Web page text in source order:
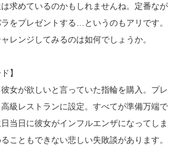
求めているのかもしれませんね。定番なが
をプレゼントする…というのもアリです。
レンジしてみるのは如何でしょうか。
】
女が欲しいと言っていた指輪を購入。プレ
級レストランに設定。すべてが準備万端で
当日に彼女がインフルエンザになってしま
こともできない悲しい失敗談があります。